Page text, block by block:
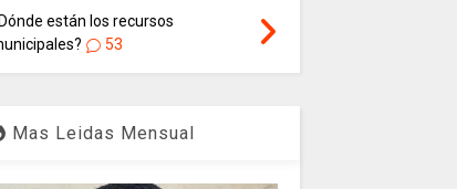
están los recursos
53
Mas Leidas Mensual